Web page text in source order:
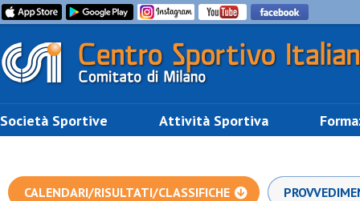
Società Sportive Attività Sportiva
CALENDARI/RISULTATI/CLASSIFICHE